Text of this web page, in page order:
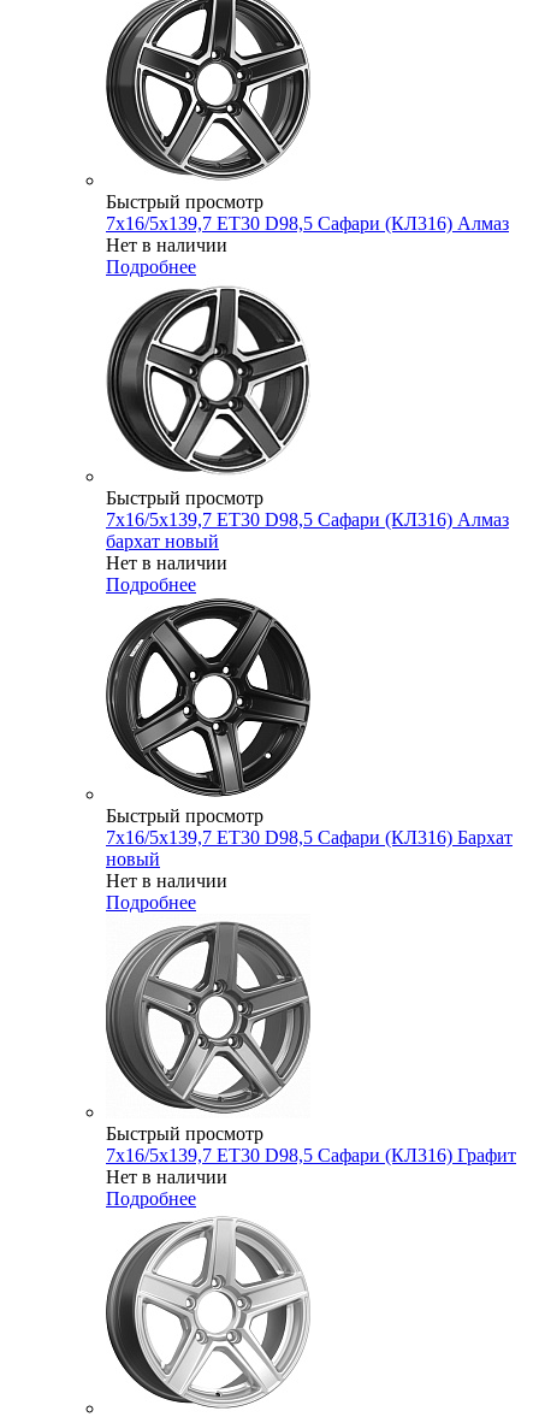
Быстрый просмотр
7x16/5x139,7 ET30 D98,5 Сафари (КЛ316) Алмаз
Нет в наличии
Подробнее
Быстрый просмотр
7x16/5x139,7 ET30 D98,5 Сафари (КЛ316) Алмаз
бархат новый
Нет в наличии
Подробнее
Быстрый просмотр
7x16/5x139,7 ET30 D98,5 Сафари (КЛ316) Бархат
новый
Нет в наличии
Подробнее
Быстрый просмотр
7x16/5x139,7 ET30 D98,5 Сафари (КЛ316) Графит
Нет в наличии
Подробнее